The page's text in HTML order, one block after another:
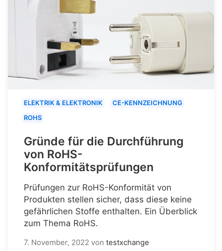
ELEKTRIK & ELEKTRONIK
CE-KENNZEICHNUNG
ROHS
Gründe für die Durchführung
von RoHS-
Konformitätsprüfungen
Prüfungen zur RoHS-Konformität von
Produkten stellen sicher, dass diese keine
gefährlichen Stoffe enthalten. Ein Überblick
zum Thema RoHS.
7. November, 2022 von testxchange